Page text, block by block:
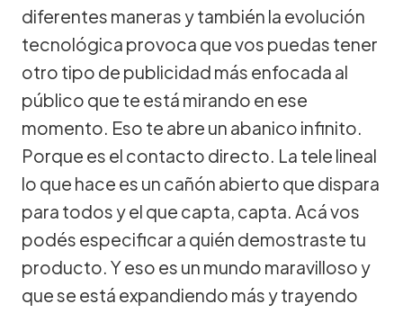
diferentes maneras y también la evolución
tecnológica provoca que vos puedas tener
otro tipo de publicidad más enfocada al
público que te está mirando en ese
momento. Eso te abre un abanico infinito.
Porque es el contacto directo. La tele lineal
lo que hace es un cañón abierto que dispara
para todos y el que capta, capta. Acá vos
podés especificar a quién demostraste tu
producto. Y eso es un mundo maravilloso y
que se está expandiendo más y trayendo